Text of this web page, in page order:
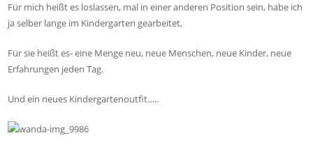
Für mich heißt es loslassen, mal in einer anderen Position sein, habe ich
ja selber lange im Kindergarten gearbeitet,
Für sie heißt es- eine Menge neu, neue Menschen, neue Kinder, neue
Erfahrungen jeden Tag.
Und ein neues Kindergartenoutfit…..